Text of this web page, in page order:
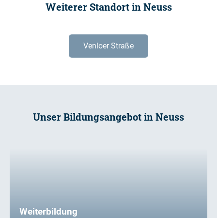
Weiterer Standort in Neuss
Venloer Straße
Unser Bildungsangebot in Neuss
Weiterbildung